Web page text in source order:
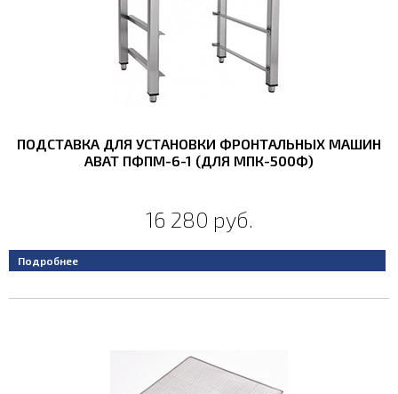
ПОДСТАВКА ДЛЯ УСТАНОВКИ ФРОНТАЛЬНЫХ МАШИН
ABAT ПФПМ-6-1 (ДЛЯ МПК-500Ф)
16 280 руб.
Подробнее